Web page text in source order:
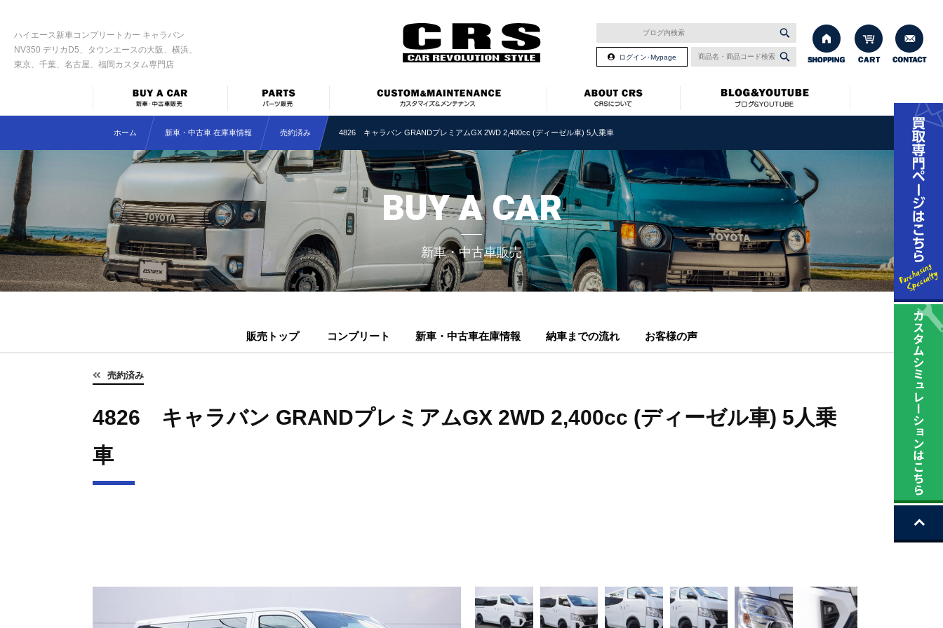
ハイエース新車コンプリートカー キャラバン
NV350 デリカD5、タウンエースの大阪、横浜、
東京、千葉、名古屋、福岡カスタム専門店
ログイン･Mypage
ホーム 新車・中古車 在庫車情報 売約済み 4826 キャラバン GRANDプレミアムGX 2WD 2,400cc (ディーゼル車) 5人乗車
BUY A CAR
新車・中古車販売
販売トップ コンプリート 新車・中古車在庫情報 納車までの流れ お客様の声
売約済み
4826 キャラバン GRANDプレミアムGX 2WD 2,400cc (ディーゼル車) 5人乗
車